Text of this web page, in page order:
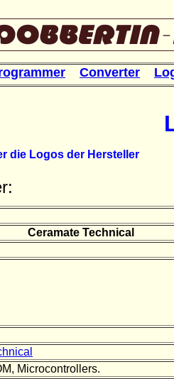
Converter
die Logos der Hersteller
Ceramate Technical
Microcontrollers.